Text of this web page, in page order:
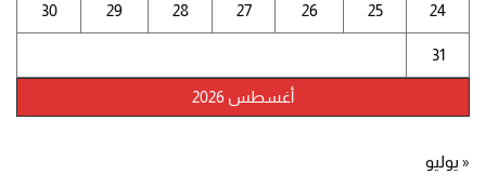
أغسطس 2026
24
25
26
27
28
29
30
31
« يوليو